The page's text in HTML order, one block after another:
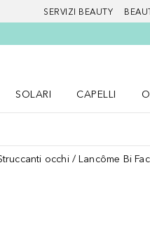
SERVIZI BEAUTY
SOLARI
CAPELLI
occhi Lancôme Bi